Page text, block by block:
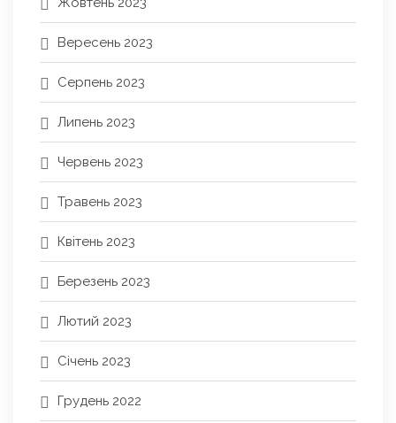
Вересень 2023
Серпень 2023
Липень 2023
Червень 2023
Травень 2023
Квітень 2023
Березень 2023
Лютий 2023
Січень 2023
Грудень 2022